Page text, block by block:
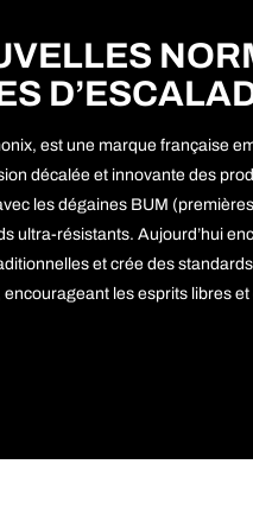
est une marque française
décalée et innovante des
les dégaines BUM
ultra-résistants. Aujourd’hui
et crée des
encourageant les esprits libres